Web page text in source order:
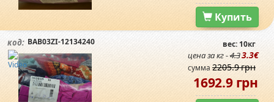
Купить
код: BAB03ZI-12134240 вес: 10кг
цена за кг -4.33.3€
сумма 2205.9 грн
1692.9 грн